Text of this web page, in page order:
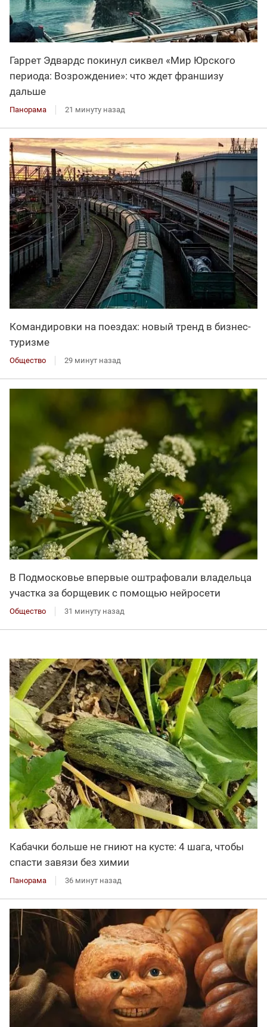
Гаррет Эдвардс покинул сиквел «Мир Юрского
периода: Возрождение»: что ждет франшизу
дальше
Панорама 21 минуту назад
Командировки на поездах: новый тренд в бизнес-
туризме
Общество 29 минут назад
В Подмосковье впервые оштрафовали владельца
участка за борщевик с помощью нейросети
Общество 31 минуту назад
Кабачки больше не гниют на кусте: 4 шага, чтобы
спасти завязи без химии
Панорама 36 минут назад